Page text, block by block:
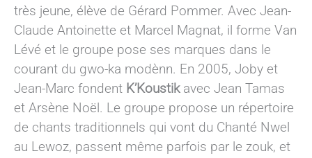
très jeune, élève de Gérard Pommer. Avec Jean-
Claude Antoinette et Marcel Magnat, il forme Van
Lévé et le groupe pose ses marques dans le
courant du gwo-ka modènn. En 2005, Joby et
Jean-Marc fondent K’Koustikavec Jean Tamas
et Arsène Noël. Le groupe propose un répertoire
de chants traditionnels qui vont du Chanté Nwel
au Lewoz, passent même parfois par le zouk, et